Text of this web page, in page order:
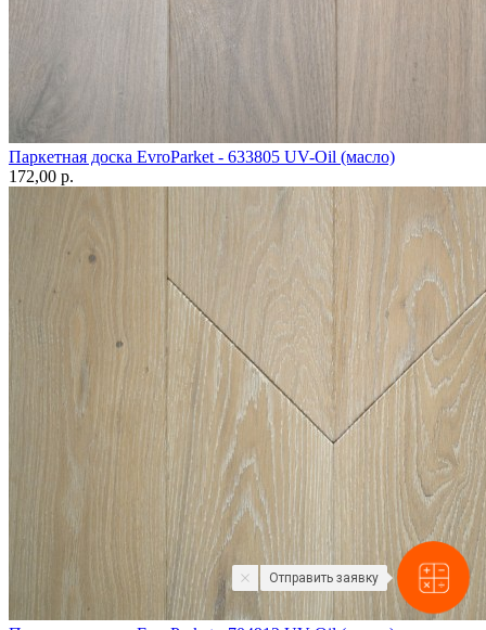
Паркетная доска EvroParket - 633805 UV-Oil (масло)
172,00 p.
Отправить заявку